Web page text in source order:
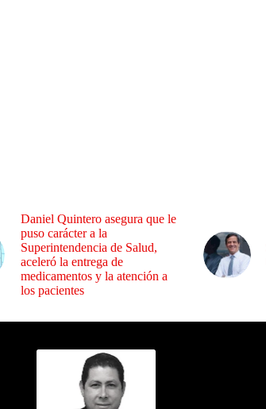
Daniel Quintero asegura que le
puso carácter a la
Superintendencia de Salud,
aceleró la entrega de
medicamentos y la atención a
los pacientes